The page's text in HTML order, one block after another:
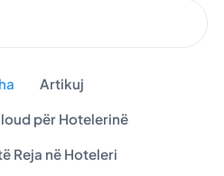
Artikuj
për Hotelerinë
Reja në Hoteleri